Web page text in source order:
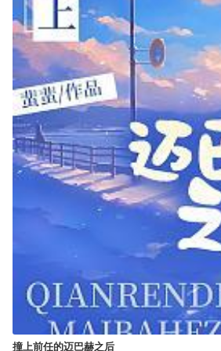
撞上前任的迈巴赫之后